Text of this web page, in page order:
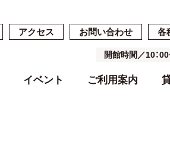
アクセス お問い合わせ 各
開館時間／10：
イベント ご利用案内